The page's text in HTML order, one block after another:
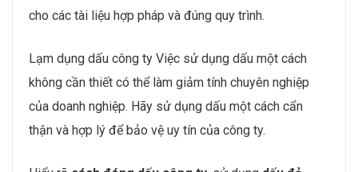
cho các tài liệu hợp pháp và đúng quy trình.
Lạm dụng dấu công ty Việc sử dụng dấu một cách
không cần thiết có thể làm giảm tính chuyên nghiệp
của doanh nghiệp. Hãy sử dụng dấu một cách cẩn
thận và hợp lý để bảo vệ uy tín của công ty.